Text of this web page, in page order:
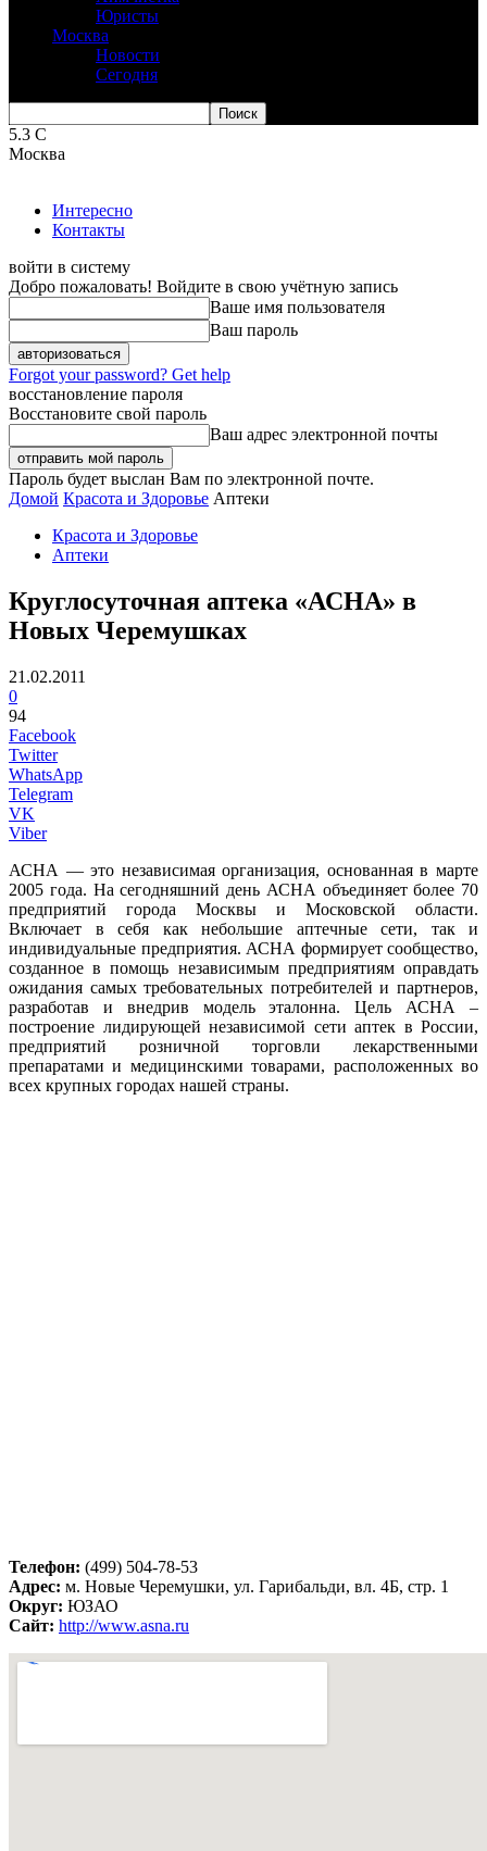
Юристы
Москва
Новости
Сегодня
5.3 C
Москва
Интересно
Контакты
войти в систему
Добро пожаловать! Войдите в свою учётную запись
Ваше имя пользователя
Ваш пароль
Forgot your password? Get help
восстановление пароля
Восстановите свой пароль
Ваш адрес электронной почты
Пароль будет выслан Вам по электронной почте.
Домой Красота и Здоровье Аптеки
Красота и Здоровье
Аптеки
Круглосуточная аптека «АСНА» в
Новых Черемушках
21.02.2011
0
94
Facebook
Twitter
WhatsApp
Telegram
VK
Viber
АСНА — это независимая организация, основанная в марте
2005 года. На сегодняшний день АСНА объединяет более 70
предприятий города Москвы и Московской области.
Включает в себя как небольшие аптечные сети, так и
индивидуальные предприятия. АСНА формирует сообщество,
созданное в помощь независимым предприятиям оправдать
ожидания самых требовательных потребителей и партнеров,
разработав и внедрив модель эталонна. Цель АСНА –
построение лидирующей независимой сети аптек в России,
предприятий розничной торговли лекарственными
препаратами и медицинскими товарами, расположенных во
всех крупных городах нашей страны.
Телефон: (499) 504-78-53
Адрес: м. Новые Черемушки, ул. Гарибальди, вл. 4Б, стр. 1
Округ: ЮЗАО
Сайт: http://www.asna.ru